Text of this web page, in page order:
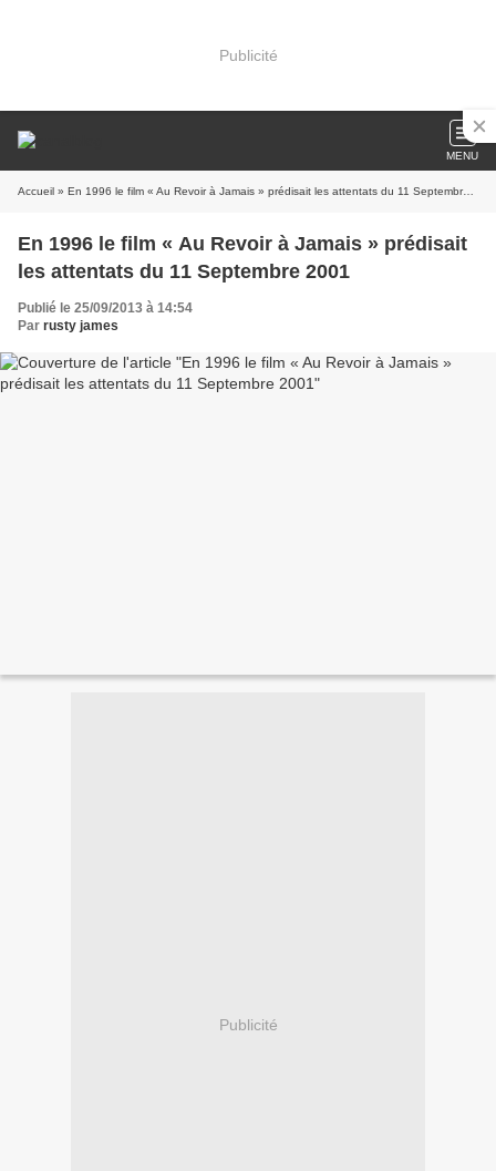
Publicité
MENU
Accueil » En 1996 le film « Au Revoir à Jamais » prédisait les attentats du 11 Septembre 2001
En 1996 le film « Au Revoir à Jamais » prédisait
les attentats du 11 Septembre 2001
Publié le 25/09/2013 à 14:54
Par rusty james
Publicité